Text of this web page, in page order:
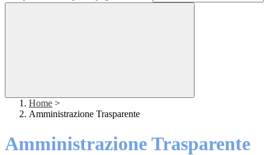
Home >
Amministrazione Trasparente
Amministrazione Trasparente